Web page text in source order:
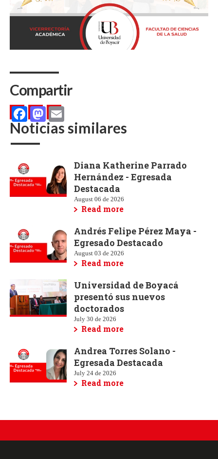
Compartir
Facebook
Mastodon
Email
Noticias similares
Diana Katherine Parrado
Hernández - Egresada
Destacada
August 06 de 2026
Read more
Andrés Felipe Pérez Maya -
Egresado Destacado
August 03 de 2026
Read more
Universidad de Boyacá
presentó sus nuevos
doctorados
July 30 de 2026
Read more
Andrea Torres Solano -
Egresada Destacada
July 24 de 2026
Read more